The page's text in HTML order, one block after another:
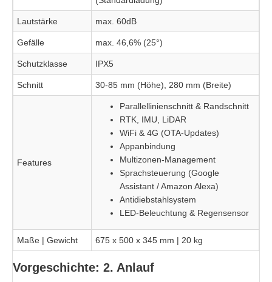
Lautstärke max. 60dB
Gefälle max. 46,6% (25°)
Schutzklasse IPX5
Schnitt 30-85 mm (Höhe), 280 mm (Breite)
Features
Parallellinienschnitt & Randschnitt
RTK, IMU, LiDAR
WiFi & 4G (OTA-Updates)
Appanbindung
Multizonen-Management
Sprachsteuerung (Google
Assistant / Amazon Alexa)
Antidiebstahlsystem
LED-Beleuchtung & Regensensor
Maße | Gewicht 675 x 500 x 345 mm | 20 kg
Vorgeschichte: 2. Anlauf